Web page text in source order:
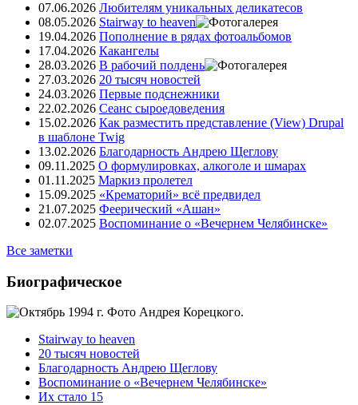
07.06.2026 Любителям уникальных деликатесов
08.05.2026 Stairway to heaven
19.04.2026 Пополнение в рядах фотоальбомов
17.04.2026 Какангелы
28.03.2026 В рабочий полдень
27.03.2026 20 тысяч новостей
24.03.2026 Первые подснежники
22.02.2026 Сеанс сыроедоведения
15.02.2026 Как разместить представление (View) Drupal
в шаблоне Twig
13.02.2026 Благодарность Андрею Щеглову
09.11.2025 О формулировках, алкоголе и шмарах
01.11.2025 Маркиз пролетел
15.09.2025 «Крематорий» всё предвидел
21.07.2025 Феерический «Ашан»
02.07.2025 Воспоминание о «Вечернем Челябинске»
Все заметки
Биографическое
Stairway to heaven
20 тысяч новостей
Благодарность Андрею Щеглову
Воспоминание о «Вечернем Челябинске»
Их стало 15